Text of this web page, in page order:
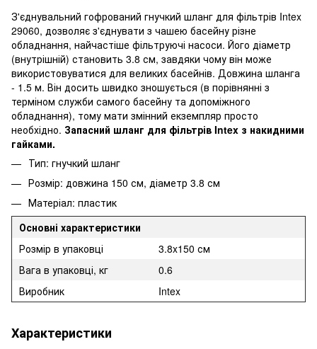
З'єднувальний гофрований гнучкий шланг для фільтрів Intex
29060, дозволяє з'єднувати з чашею басейну різне
обладнання, найчастіше фільтруючі насоси. Його діаметр
(внутрішній) становить 3.8 см, завдяки чому він може
використовуватися для великих басейнів. Довжина шланга
- 1.5 м. Він досить швидко зношується (в порівнянні з
терміном служби самого басейну та допоміжного
обладнання), тому мати змінний екземпляр просто
необхідно. Запасний шланг для фільтрів Intex з накидними
гайками.
Тип: гнучкий шланг
Розмір: довжина 150 см, діаметр 3.8 см
Матеріал: пластик
Основні характеристики
Розмір в упаковці
3.8x150 см
Вага в упаковці, кг
0.6
Виробник
Intex
Характеристики